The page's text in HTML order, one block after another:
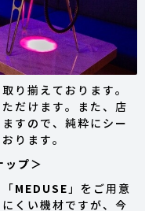
り揃えております。
だけます。また、店
すので、純粋にシー
ります。
ップ＞
MEDUSE 」をご用意
くい機材ですが、今